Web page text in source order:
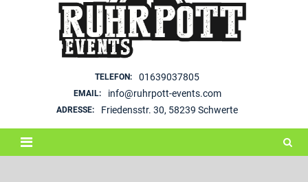
TELEFON: 01639037805
EMAIL: info@ruhrpott-events.com
ADRESSE: Friedensstr. 30, 58239 Schwerte